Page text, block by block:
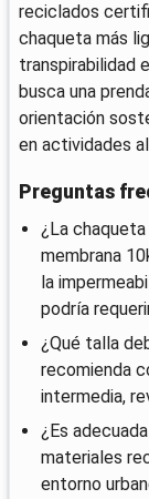
reciclados
chaqueta más
transpirabilidad
busca una
orientación
en actividades
Preguntas
¿La
membrana
la
podría
¿Qué talla
recomienda
intermedia,
¿Es
materiales
entorno